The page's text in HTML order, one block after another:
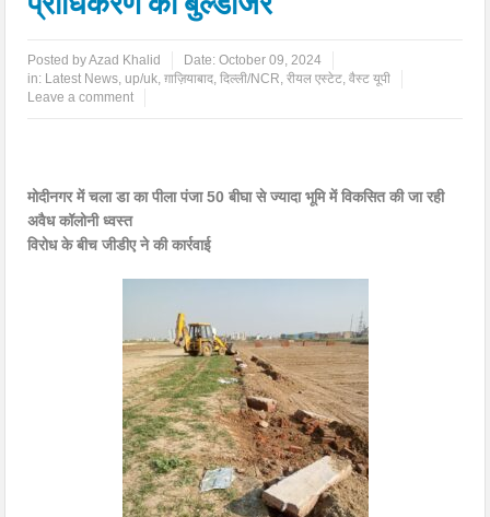
Posted byAzad Khalid Date:October 09, 2024
in: Latest News, up/uk,ग़ाज़ियाबाद,दिल्ली/NCR,रीयल एस्टेट,वैस्ट यूपी
Leave a comment
मोदीनगर में चला डा का पीला पंजा 50 बीघा से ज्यादा भूमि में विकसित की जा रही
अवैध कॉलोनी ध्वस्त
विरोध के बीच जीडीए ने की कार्रवाई